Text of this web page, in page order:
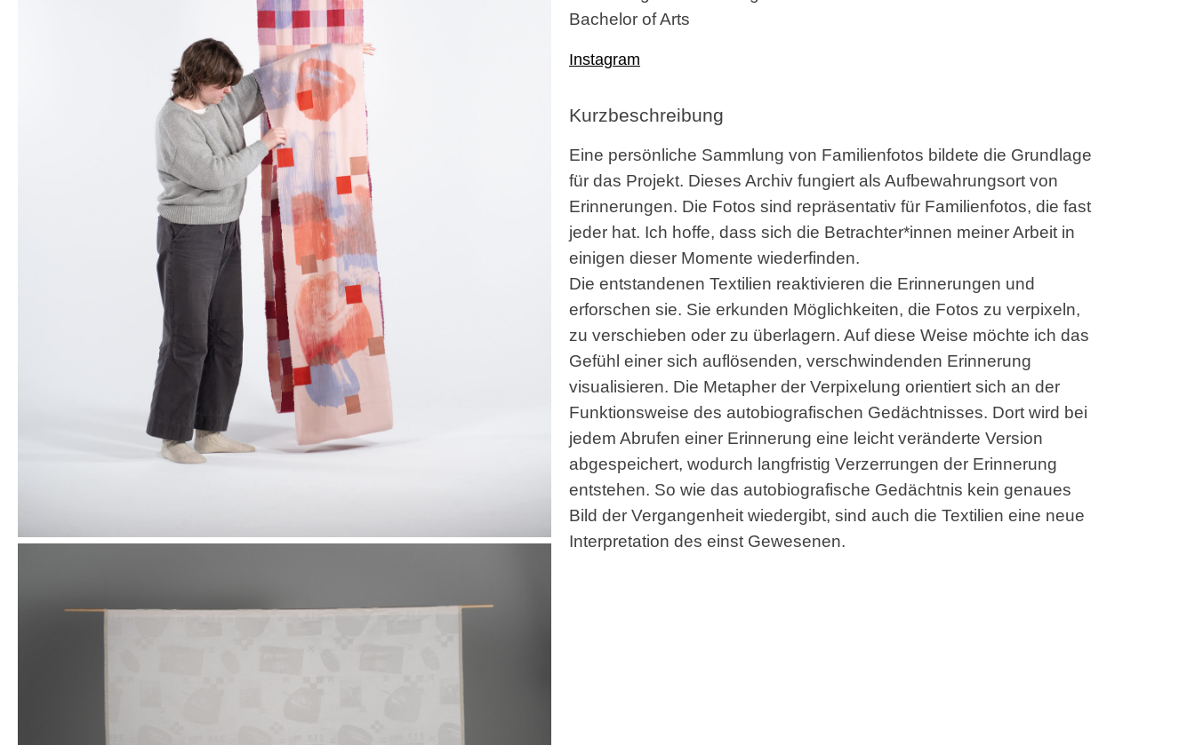
Bachelor of Arts
Instagram
Kurzbeschreibung
Eine persönliche Sammlung von Familienfotos bildete die Grundlage
für das Projekt. Dieses Archiv fungiert als Aufbewahrungsort von
Erinnerungen. Die Fotos sind repräsentativ für Familienfotos, die fast
jeder hat. Ich hoffe, dass sich die Betrachter*innen meiner Arbeit in
einigen dieser Momente wiederfinden.
Die entstandenen Textilien reaktivieren die Erinnerungen und
erforschen sie. Sie erkunden Möglichkeiten, die Fotos zu verpixeln,
zu verschieben oder zu überlagern. Auf diese Weise möchte ich das
Gefühl einer sich auflösenden, verschwindenden Erinnerung
visualisieren. Die Metapher der Verpixelung orientiert sich an der
Funktionsweise des autobiografischen Gedächtnisses. Dort wird bei
jedem Abrufen einer Erinnerung eine leicht veränderte Version
abgespeichert, wodurch langfristig Verzerrungen der Erinnerung
entstehen. So wie das autobiografische Gedächtnis kein genaues
Bild der Vergangenheit wiedergibt, sind auch die Textilien eine neue
Interpretation des einst Gewesenen.